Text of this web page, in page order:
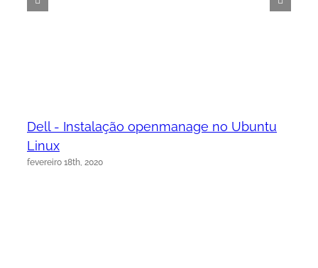
Dell - Instalação openmanage no Ubuntu
Linux
fevereiro 18th, 2020